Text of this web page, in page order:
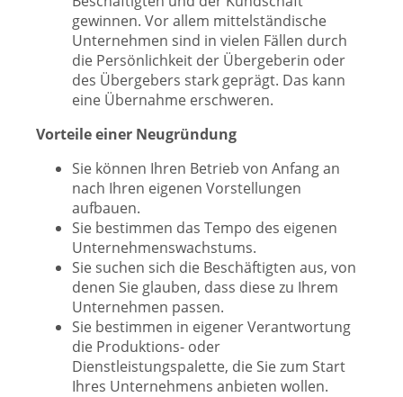
gewinnen. Vor allem mittelständische
Unternehmen sind in vielen Fällen durch
die Persönlichkeit der Übergeberin oder
des Übergebers stark geprägt. Das kann
eine Übernahme erschweren.
Vorteile einer Neugründung
Sie können Ihren Betrieb von Anfang an
nach Ihren eigenen Vorstellungen
aufbauen.
Sie bestimmen das Tempo des eigenen
Unternehmenswachstums.
Sie suchen sich die Beschäftigten aus, von
denen Sie glauben, dass diese zu Ihrem
Unternehmen passen.
Sie bestimmen in eigener Verantwortung
die Produktions- oder
Dienstleistungspalette, die Sie zum Start
Ihres Unternehmens anbieten wollen.